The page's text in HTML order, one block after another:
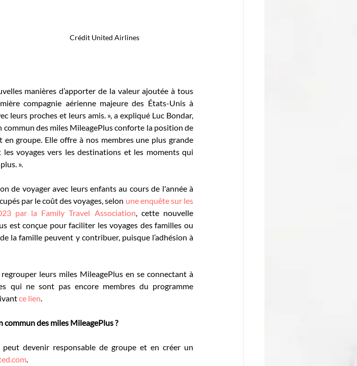
Crédit United Airlines
manières d’apporter de la valeur ajoutée à tous
compagnie aérienne majeure des États-Unis à
leurs proches et leurs amis. », a expliqué Luc Bondar,
commun des miles MileagePlus conforte la position de
groupe. Elle offre à nos membres une plus grande
voyages vers les destinations et les moments qui
».
de voyager avec leurs enfants au cours de l'année à
par le coût des voyages, selon une enquête sur les
par la Family Travel Association, cette nouvelle
est conçue pour faciliter les voyages des familles ou
la famille peuvent y contribuer, puisque l’adhésion à
leurs miles MileagePlus en se connectant à
qui ne sont pas encore membres du programme
ce lien.
des miles MileagePlus ?
devenir responsable de groupe et en créer un
.